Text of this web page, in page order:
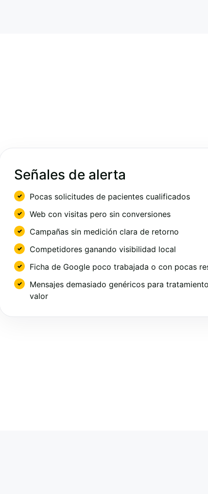
Señales de alerta
Pocas solicitudes de pacientes cualificados
Web con visitas pero sin conversiones
Campañas sin medición clara de retorno
Competidores ganando visibilidad local
Ficha de Google poco trabajada o con pocas
Mensajes demasiado genéricos para
valor